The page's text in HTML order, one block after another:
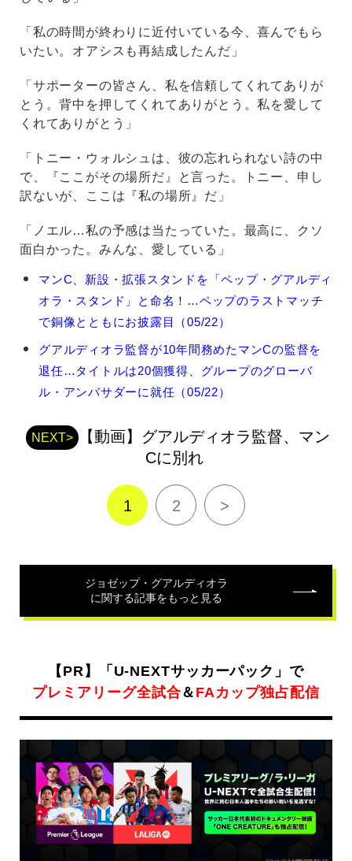
「私の時間が終わりに近付いている今、喜んでもら
いたい。オアシスも再結成したんだ」
「サポーターの皆さん、私を信頼してくれてありが
とう。背中を押してくれてありがとう。私を愛して
くれてありがとう」
「トニー・ウォルシュは、彼の忘れられない詩の中
で、『ここがその場所だ』と言った。トニー、申し
訳ないが、ここは『私の場所』だ」
「ノエル…私の予感は当たっていた。最高に、クソ
面白かった。みんな、愛している」
ジ
グ
オ
ラ
マンC、新設・拡張スタンドを「ペップ・グアルディ
オラ・スタンド」と命名！…ペップのラストマッチ
で銅像とともにお披露目（05/22）
グアルディオラ監督が10年間務めたマンCの監督を
退任…タイトルは20個獲得、グループのグローバ
ル・アンバサダーに就任（05/22）
NEXT>
【動画】グアルディオラ監督、マン
Cに別れ
1 2 >
ジョゼップ・グアルディオラ
に関する記事をもっと見る
【PR】「U-NEXTサッカーパック」で
プレミアリーグ全試合＆ FAカップ独占配信